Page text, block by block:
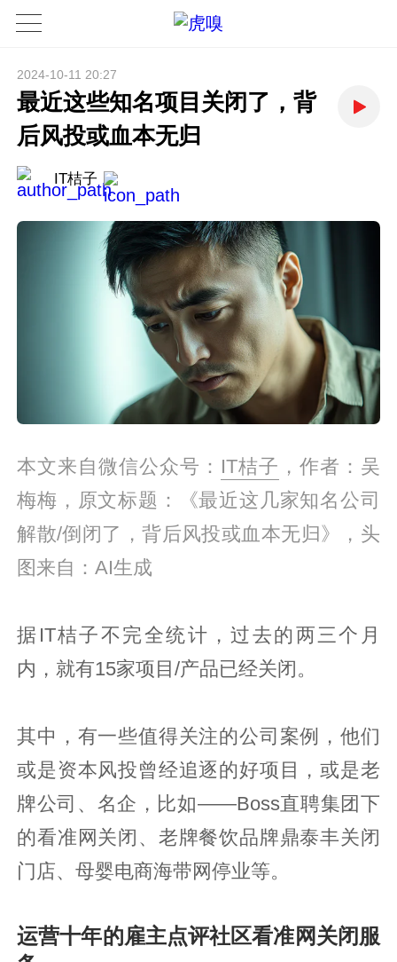
2024-10-11 20:27
最近这些知名项目关闭了，背
后风投或血本无归
IT桔子
本文来自微信公众号： IT桔子 ，作者：吴
梅梅，原文标题：《最近这几家知名公司
解散/倒闭了，背后风投或血本无归》，头
图来自：AI生成
据IT桔子不完全统计，过去的两三个月
内，就有15家项目/产品已经关闭。
其中，有一些值得关注的公司案例，他们
或是资本风投曾经追逐的好项目，或是老
牌公司、名企，比如——Boss直聘集团下
的看准网关闭、老牌餐饮品牌鼎泰丰关闭
门店、母婴电商海带网停业等。
运营十年的雇主点评社区看准网关闭服